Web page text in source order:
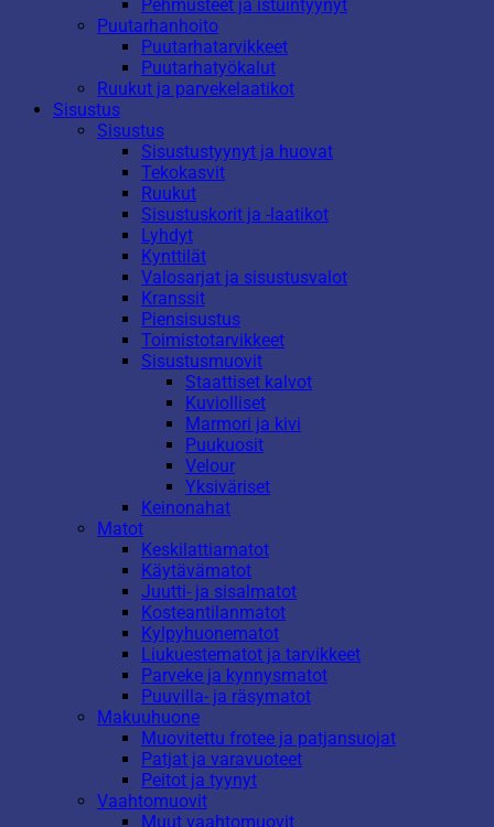
Pehmusteet ja istuintyynyt
Puutarhanhoito
Puutarhatarvikkeet
Puutarhatyökalut
Ruukut ja parvekelaatikot
Sisustus
Sisustus
Sisustustyynyt ja huovat
Tekokasvit
Ruukut
Sisustuskorit ja -laatikot
Lyhdyt
Kynttilät
Valosarjat ja sisustusvalot
Kranssit
Piensisustus
Toimistotarvikkeet
Sisustusmuovit
Staattiset kalvot
Kuviolliset
Marmori ja kivi
Puukuosit
Velour
Yksiväriset
Keinonahat
Matot
Keskilattiamatot
Käytävämatot
Juutti- ja sisalmatot
Kosteantilanmatot
Kylpyhuonematot
Liukuestematot ja tarvikkeet
Parveke ja kynnysmatot
Puuvilla- ja räsymatot
Makuuhuone
Muovitettu frotee ja patjansuojat
Patjat ja varavuoteet
Peitot ja tyynyt
Vaahtomuovit
Muut vaahtomuovit